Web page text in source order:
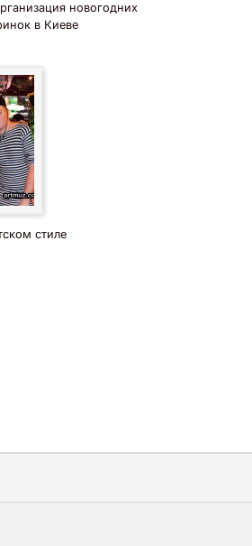
новогодних
в Киеве
стиле